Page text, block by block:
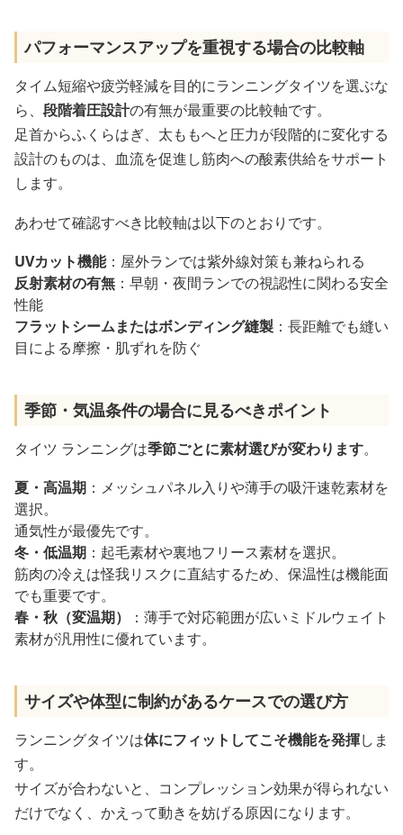
パフォーマンスアップを重視する場合の比較軸
タイム短縮や疲労軽減を目的にランニングタイツを選ぶな
ら、 段階着圧設計の有無が最重要の比較軸です。
足首からふくらはぎ、太ももへと圧力が段階的に変化する
設計のものは、血流を促進し筋肉への酸素供給をサポート
します。
あわせて確認すべき比較軸は以下のとおりです。
UVカット機能：屋外ランでは紫外線対策も兼ねられる
反射素材の有無 ：早朝・夜間ランでの視認性に関わる安全
性能
フラットシームまたはボンディング縫製 ：長距離でも縫い
目による摩擦・肌ずれを防ぐ
季節・気温条件の場合に見るべきポイント
タイツ ランニングは季節ごとに素材選びが変わります。
夏・高温期 ：メッシュパネル入りや薄手の吸汗速乾素材を
選択。
通気性が最優先です。
冬・低温期 ：起毛素材や裏地フリース素材を選択。
筋肉の冷えは怪我リスクに直結するため、保温性は機能面
でも重要です。
春・秋（変温期）
：薄手で対応範囲が広いミドルウェイト
素材が汎用性に優れています。
サイズや体型に制約があるケースでの選び方
ランニングタイツは体にフィットしてこそ機能を発揮しま
す。
サイズが合わないと、コンプレッション効果が得られない
だけでなく、かえって動きを妨げる原因になります。